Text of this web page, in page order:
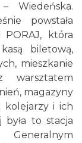
Wiedeńska.
powstała
która
biletową,
mieszkanie
warsztatem
magazyny
kolejarzy i ich
to stacja